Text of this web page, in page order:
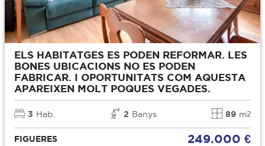
ELS HABITATGES ES PODEN REFORMAR. LES
BONES UBICACIONS NO ES PODEN
FABRICAR. I OPORTUNITATS COM AQUESTA
APAREIXEN MOLT POQUES VEGADES.
3 Hab. 2 Banys 89 m2
FIGUERES 249.000 €